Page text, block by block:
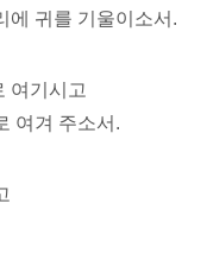
에 귀를 기울이소서.
여기시고
여겨 주소서.